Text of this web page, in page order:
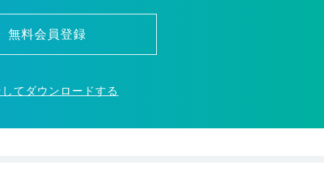
無料会員登録
てダウンロードする